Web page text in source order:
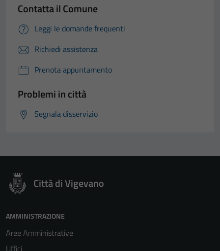
Contatta il Comune
Leggi le domande frequenti
Richiedi assistenza
Prenota appuntamento
Problemi in città
Segnala disservizio
Città di Vigevano
AMMINISTRAZIONE
Aree Amministrative
Uffici